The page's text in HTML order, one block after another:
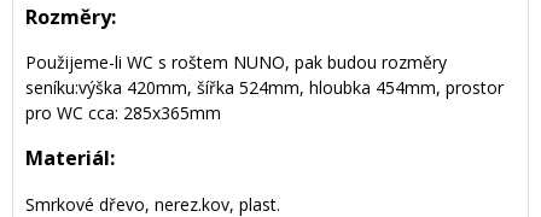
Rozměry:
Použijeme-li WC s roštem NUNO, pak budou rozměry
seníku:výška 420mm, šířka 524mm, hloubka 454mm, prostor
pro WC cca: 285x365mm
Materiál:
Smrkové dřevo, nerez.kov, plast.